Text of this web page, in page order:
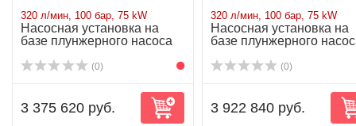
320 л/мин, 100 бар, 75 kW
Насосная установка на
базе плунжерного насоса
(0)
3 375 620 руб.
320 л/мин, 100 бар, 75 kW
Насосная установка на
базе плунжерного
(0)
3 922 840 руб.